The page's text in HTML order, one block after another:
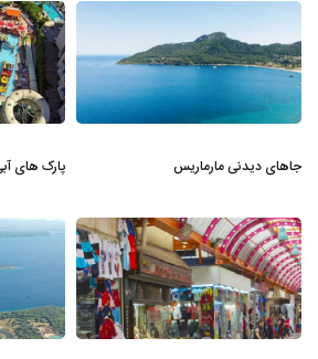
جاهای دیدنی مارماریس پارک های